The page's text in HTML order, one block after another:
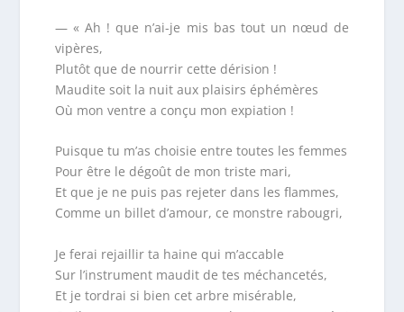
— « Ah ! que n’ai-je mis bas tout un nœud de
vipères,
Plutôt que de nourrir cette dérision !
Maudite soit la nuit aux plaisirs éphémères
Où mon ventre a conçu mon expiation !
Puisque tu m’as choisie entre toutes les femmes
Pour être le dégoût de mon triste mari,
Et que je ne puis pas rejeter dans les flammes,
Comme un billet d’amour, ce monstre rabougri,
Je ferai rejaillir ta haine qui m’accable
Sur l’instrument maudit de tes méchancetés,
Et je tordrai si bien cet arbre misérable,